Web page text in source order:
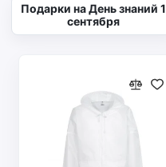
Подарки на День знаний 1
сентября